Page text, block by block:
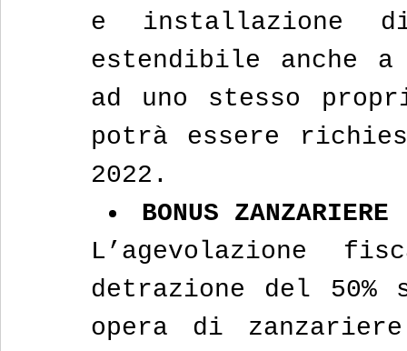
e installazione
estendibile anche
ad uno stesso
potrà essere
2022.
BONUS ZANZARIERE
L’agevolazione
detrazione del
opera di